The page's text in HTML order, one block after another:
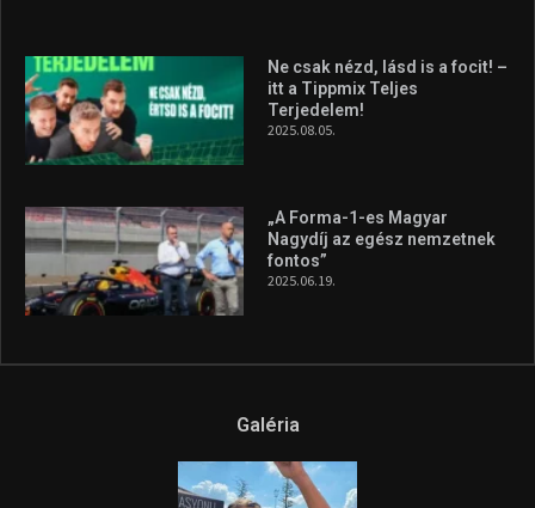
Ne csak nézd, lásd is a focit! –
itt a Tippmix Teljes
Terjedelem!
2025.08.05.
„A Forma-1-es Magyar
Nagydíj az egész nemzetnek
fontos”
2025.06.19.
Galéria